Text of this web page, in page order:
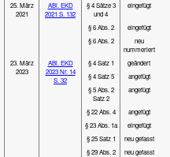
25. März
2021
ABl. EKD
2021 S. 132
§ 4 Sätze 3
und 4
eingefügt
§ 6 Abs. 2
eingefügt
§ 6 Abs. 2
neu
nummeriert
23. März
2023
ABl. EKD
2023 Nr. 14
S. 32
§ 4 Satz 1
geändert
§ 4 Satz 5
angefügt
§ 5 Abs. 2
Satz 2
angefügt
§ 22 Abs. 4
angefügt
§ 23 Abs. 1a
eingefügt
§ 25 Satz 1
neu gefasst
§ 29 Abs. 2
neu gefasst